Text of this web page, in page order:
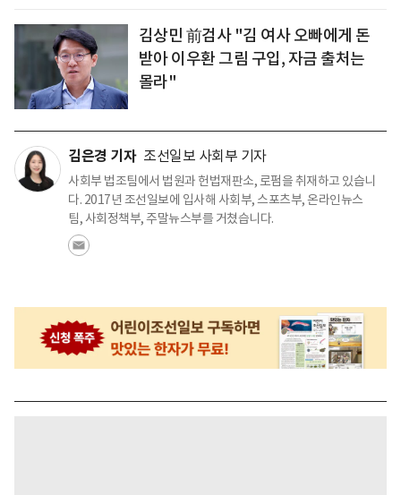
김상민 前검사 "김 여사 오빠에게 돈
받아 이우환 그림 구입, 자금 출처는
몰라"
김은경 기자 조선일보 사회부 기자
사회부 법조팀에서 법원과 헌법재판소, 로펌을 취재하고 있습니
다. 2017년 조선일보에 입사해 사회부, 스포츠부, 온라인뉴스
팀, 사회정책부, 주말뉴스부를 거쳤습니다.